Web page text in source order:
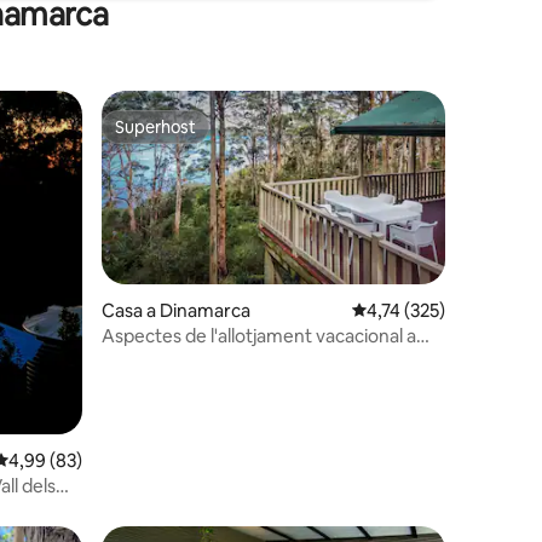
de puntuació mitjana d'un total de 5; 83 avaluacions
4,99 (83)
dels
Superhost
Superhost
Casa a Dinamarca 4,74 de puntuació
4,74 (325)
Aspectes de l'allotjament vacacional a